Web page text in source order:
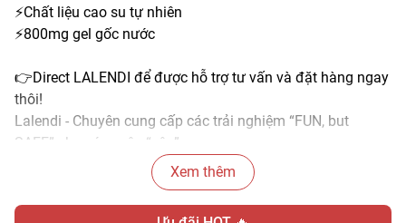
⚡️Chất liệu cao su tự nhiên
⚡️800mg gel gốc nước
👉Direct LALENDI để được hỗ trợ tư vấn và đặt hàng ngay
thôi!
Lalendi - Chuyên cung cấp các trải nghiệm “FUN, but
SAFE” cho các cuộc “yêu”
Xem thêm